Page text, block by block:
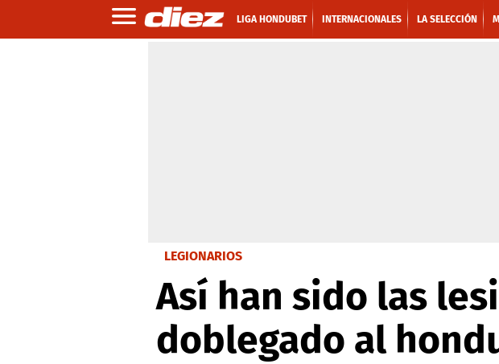
LIGA HONDUBET INTERNACIONALES LA SELECCIÓN
LEGIONARIOS
Así han sido las
doblegado al